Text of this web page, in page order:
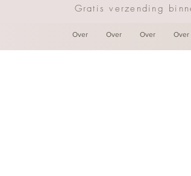
Gratis verzending
Over Over Over Over